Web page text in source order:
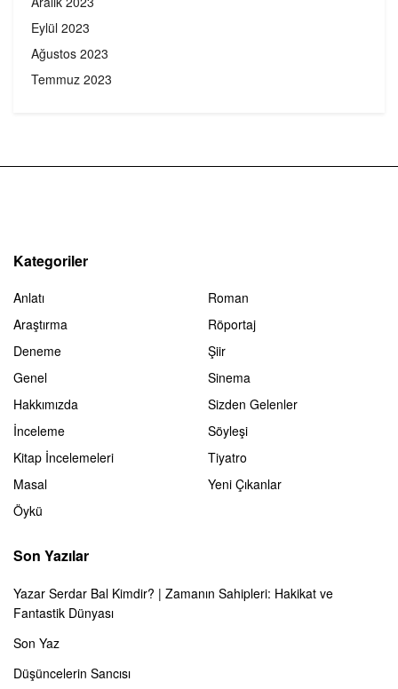
Eylül 2023
Ağustos 2023
Temmuz 2023
Kategoriler
Anlatı
Araştırma
Deneme
Genel
Hakkımızda
İnceleme
Kitap İncelemeleri
Masal
Öykü
Roman
Röportaj
Şiir
Sinema
Sizden Gelenler
Söyleşi
Tiyatro
Yeni Çıkanlar
Son Yazılar
Yazar Serdar Bal Kimdir? | Zamanın Sahipleri: Hakikat ve
Fantastik Dünyası
Son Yaz
Düşüncelerin Sancısı